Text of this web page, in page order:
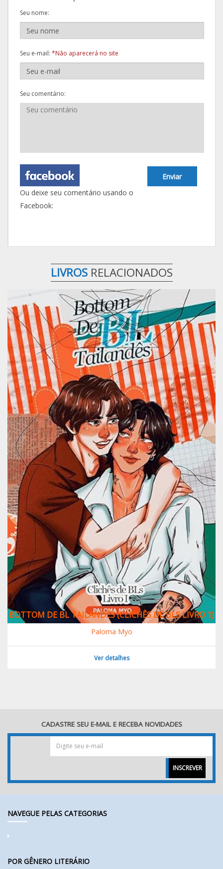
Seu nome:
Seu e-mail: *Não aparecerá no site
Seu comentário:
Enviar
Ou deixe seu comentário usando o
Facebook:
LIVROS RELACIONADOS
BOTTOM DE BL TAILANDÊS (CLICHÊS DE BLS LIVRO 1)
Paloma Myo
Ver detalhes
CADASTRE SEU E-MAIL E RECEBA NOVIDADES
INSCREVER
NAVEGUE PELAS CATEGORIAS
POR GÊNERO LITERÁRIO